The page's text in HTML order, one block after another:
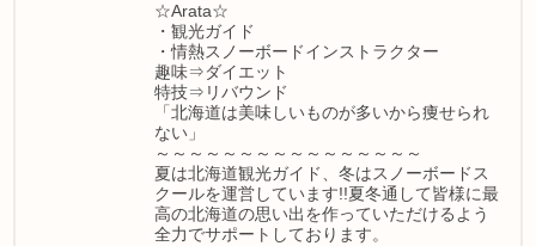
☆Arata☆
・観光ガイド
・情熱スノーボードインストラクター
趣味⇒ダイエット
特技⇒リバウンド
「北海道は美味しいものが多いから痩せられ
ない」
～～～～～～～～～～～～～～～～
夏は北海道観光ガイド、冬はスノーボードス
クールを運営しています!!夏冬通して皆様に最
高の北海道の思い出を作っていただけるよう
全力でサポートしております。